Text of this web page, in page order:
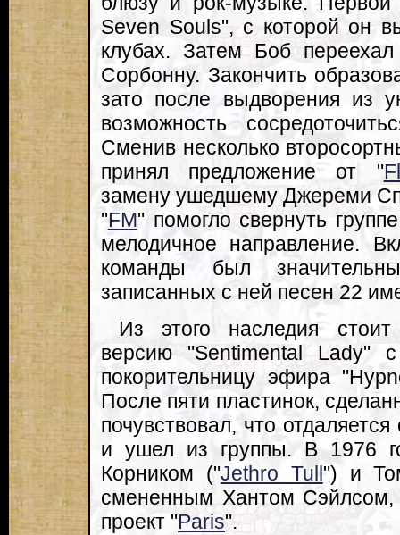
Seven Souls", с которой он
клубах. Затем Боб
Сорбонну. Закончить
зато после выдворения из
возможность
Сменив несколько
принял предложение от "
замену ушедшему Джереми
"FM" помогло свернуть
мелодичное направление.
команды был
записанных с ней песен 22
Из этого наследия
версию "Sentimental Lady"
покорительницу эфира
После пяти пластинок,
почувствовал, что
и ушел из группы. В 1976
Корником ("Jethro Tull ") и
смененным Хантом Сэйлсом,
проект "Paris".